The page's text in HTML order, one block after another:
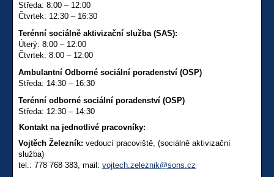
Středa: 8:00 – 12:00
Čtvrtek: 12:30 – 16:30
Terénní sociálně aktivizační služba (SAS):
Úterý: 8:00 – 12:00
Čtvrtek: 8:00 – 12:00
Ambulantní Odborné sociální poradenství (OSP)
Středa: 14:30 – 16:30
Terénní odborné sociální poradenství (OSP)
Středa: 12:30 – 14:30
Kontakt na jednotlivé pracovníky:
Vojtěch Železník: vedoucí pracoviště, (sociálně aktivizační
služba)
tel.: 778 768 383, mail: vojtech.zeleznik@sons.cz